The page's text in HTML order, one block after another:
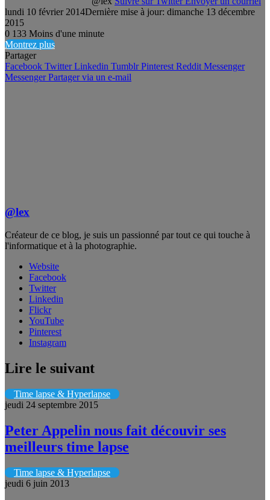
lundi 10 février 2014Dernière mise à jour: dimanche 13 décembre
2015
0 133 Moins d'une minute
Montrez plus
Partager
Facebook Twitter Linkedin Tumblr Pinterest Reddit Messenger
Messenger Partager via un e-mail
@lex
Créateur de ce blog, je suis un passionné par tout ce qui touche à
l'informatique et à la photographie.
Website
Facebook
Twitter
Linkedin
Flickr
YouTube
Pinterest
Instagram
Lire le suivant
Time lapse & Hyperlapse
jeudi 24 septembre 2015
Peter Appelin nous fait découvir ses
meilleurs time lapse
Time lapse & Hyperlapse
jeudi 6 juin 2013